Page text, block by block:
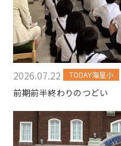
2026.07.22 TODAY海星小
前期前半終わりのつどい